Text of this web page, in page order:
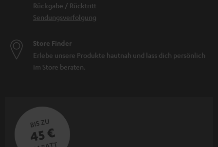
Rückgabe / Rücktritt
Sendungsverfolgung
Store Finder
Erlebe unsere Produkte hautnah und lass dich persönlich
im Store beraten.
BIS ZU
45 €